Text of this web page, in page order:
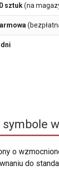
sztuk(na
o
do